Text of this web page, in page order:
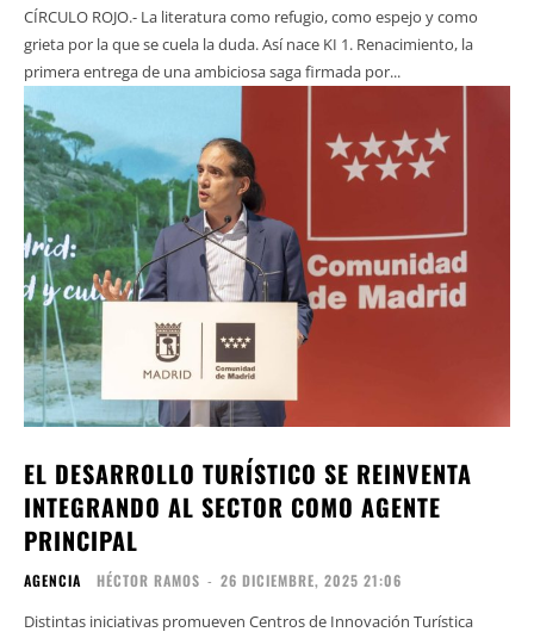
CÍRCULO ROJO.- La literatura como refugio, como espejo y como
grieta por la que se cuela la duda. Así nace KI 1. Renacimiento, la
primera entrega de una ambiciosa saga firmada por...
EL DESARROLLO TURÍSTICO SE REINVENTA
INTEGRANDO AL SECTOR COMO AGENTE
PRINCIPAL
AGENCIA HÉCTOR RAMOS - 26 DICIEMBRE, 2025 21:06
Distintas iniciativas promueven Centros de Innovación Turística